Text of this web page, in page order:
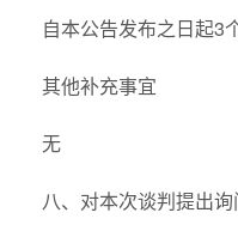
自本公告发布之日起3
其他补充事宜
无
八、对本次谈判提出